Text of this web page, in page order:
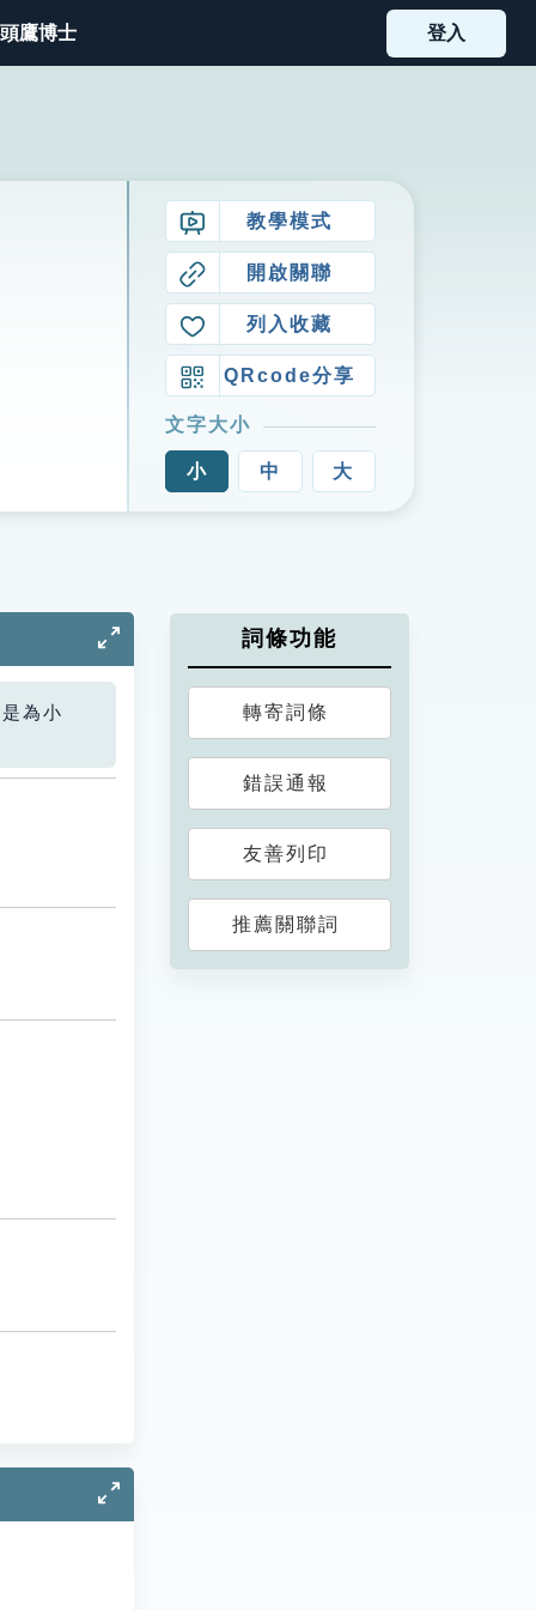
鷹博士 登入
教學模式
開啟關聯
列入收藏
QRcode分享
文字大小
小 中 大
為小
詞條功能
轉寄詞條
錯誤通報
友善列印
推薦關聯詞